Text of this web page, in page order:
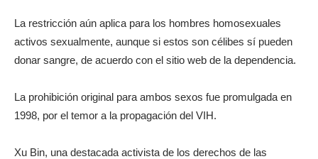
La restricción aún aplica para los hombres homosexuales
activos sexualmente, aunque si estos son célibes sí pueden
donar sangre, de acuerdo con el sitio web de la dependencia.
La prohibición original para ambos sexos fue promulgada en
1998, por el temor a la propagación del VIH.
Xu Bin, una destacada activista de los derechos de las